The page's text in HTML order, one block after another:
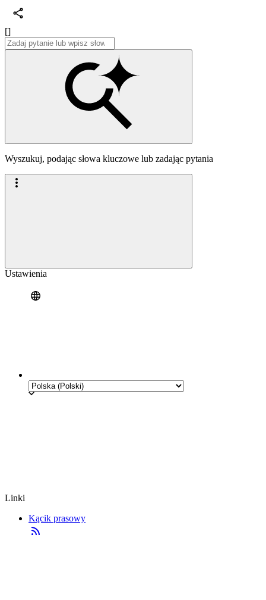
[]
Wyszukuj, podając słowa kluczowe lub zadając pytania
Ustawienia
Linki
Kącik prasowy